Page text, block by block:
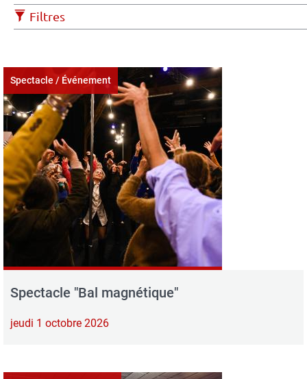
Filtres
Spectacle / Événement
Spectacle "Bal magnétique"
jeudi 1 octobre 2026